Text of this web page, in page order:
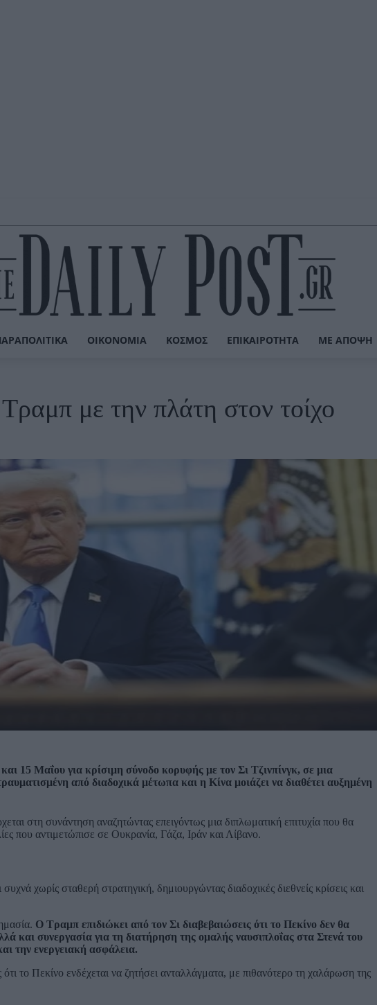
ΟΙΚΟΝΟΜΊΑ ΚΌΣΜΟΣ ΕΠΙΚΑΙΡΌΤΗΤΑ ΜΕ ΆΠΟΨΗ
με την πλάτη στον τοίχο
και 15 Μαΐου για κρίσιμη σύνοδο κορυφής με τον Σι Τζινπίνγκ, σε μια
από διαδοχικά μέτωπα και η Κίνα μοιάζει να διαθέτει αυξημένη
στη συνάντηση αναζητώντας επειγόντως μια διπλωματική επιτυχία που θα
που αντιμετώπισε σε Ουκρανία, Γάζα, Ιράν και Λίβανο.
χωρίς σταθερή στρατηγική, δημιουργώντας διαδοχικές διεθνείς κρίσεις και
Ο Τραμπ επιδιώκει από τον Σι διαβεβαιώσεις ότι το Πεκίνο δεν θα
και συνεργασία για τη διατήρηση της ομαλής ναυσιπλοΐας στα Στενά του
την ενεργειακή ασφάλεια.
το Πεκίνο ενδέχεται να ζητήσει ανταλλάγματα, με πιθανότερο τη χαλάρωση της